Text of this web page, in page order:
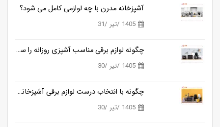
آشپزخانه مدرن با چه لوازمی کامل می شود؟
1405 /تیر /31
چگونه لوازم برقی مناسب آشپزی روزانه را ساده تر می کنند؟
1405 /تیر /30
چگونه با انتخاب درست لوازم برقی آشپزخانه، زمان آشپزی را نصف کنیم؟
1405 /تیر /30